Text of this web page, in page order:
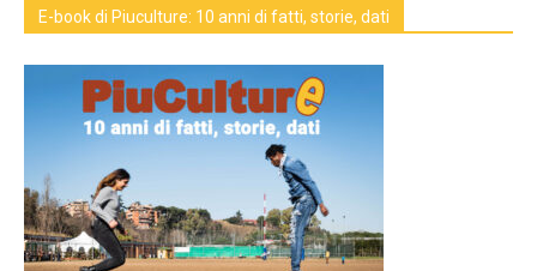
E-book di Piuculture: 10 anni di fatti, storie, dati